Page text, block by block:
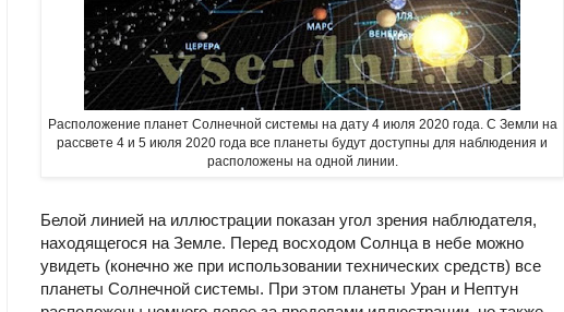
Расположение планет Солнечной системы на дату 4 июля 2020 года. С Земли на
рассвете 4 и 5 июля 2020 года все планеты будут доступны для наблюдения и
расположены на одной линии.
Белой линией на иллюстрации показан угол зрения наблюдателя,
находящегося на Земле. Перед восходом Солнца в небе можно
увидеть (конечно же при использовании технических средств) все
планеты Солнечной системы. При этом планеты Уран и Нептун